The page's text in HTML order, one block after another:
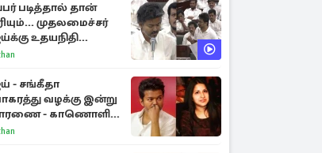
படித்தால் தான்
முதலமைச்சர்
உதயநிதி
பதிலடி
- சங்கீதா
வழக்கு இன்று
- காணொளி
ஆஜராக வாய்ப்பு